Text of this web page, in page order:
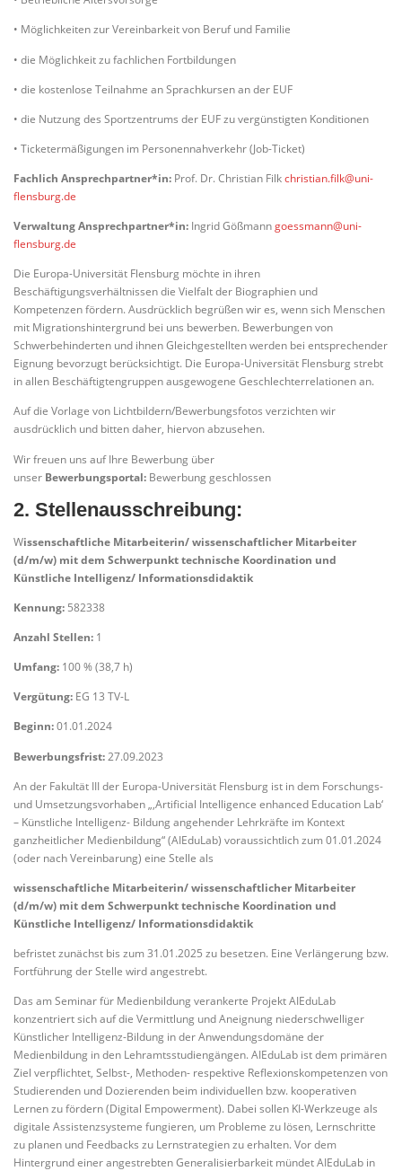
• Möglichkeiten zur Vereinbarkeit von Beruf und Familie
• die Möglichkeit zu fachlichen Fortbildungen
• die kostenlose Teilnahme an Sprachkursen an der EUF
• die Nutzung des Sportzentrums der EUF zu vergünstigten Konditionen
• Ticketermäßigungen im Personennahverkehr (Job-Ticket)
Fachlich Ansprechpartner*in: Prof. Dr. Christian Filkchristian.filk@uni-
flensburg.de
Verwaltung Ansprechpartner*in: Ingrid Gößmanngoessmann@uni-
flensburg.de
Die Europa-Universität Flensburg möchte in ihren
Beschäftigungsverhältnissen die Vielfalt der Biographien und
Kompetenzen fördern. Ausdrücklich begrüßen wir es, wenn sich Menschen
mit Migrationshintergrund bei uns bewerben. Bewerbungen von
Schwerbehinderten und ihnen Gleichgestellten werden bei entsprechender
Eignung bevorzugt berücksichtigt. Die Europa-Universität Flensburg strebt
in allen Beschäftigtengruppen ausgewogene Geschlechterrelationen an.
Auf die Vorlage von Lichtbildern/Bewerbungsfotos verzichten wir
ausdrücklich und bitten daher, hiervon abzusehen.
Wir freuen uns auf Ihre Bewerbung über
unser Bewerbungsportal: Bewerbung geschlossen
2. Stellenausschreibung:
Wissenschaftliche Mitarbeiterin/ wissenschaftlicher Mitarbeiter
(d/m/w) mit dem Schwerpunkt technische Koordination und
Künstliche Intelligenz/ Informationsdidaktik
Kennung: 582338
Anzahl Stellen: 1
Umfang: 100 % (38,7 h)
Vergütung: EG 13 TV-L
Beginn:01.01.2024
Bewerbungsfrist:27.09.2023
An der Fakultät III der Europa-Universität Flensburg ist in dem Forschungs-
und Umsetzungsvorhaben „‚Artificial Intelligence enhanced Education Lab‘
– Künstliche Intelligenz- Bildung angehender Lehrkräfte im Kontext
ganzheitlicher Medienbildung“ (AIEduLab) voraussichtlich zum 01.01.2024
(oder nach Vereinbarung) eine Stelle als
wissenschaftliche Mitarbeiterin/ wissenschaftlicher Mitarbeiter
(d/m/w) mit dem Schwerpunkt technische Koordination und
Künstliche Intelligenz/ Informationsdidaktik
befristet zunächst bis zum 31.01.2025 zu besetzen. Eine Verlängerung bzw.
Fortführung der Stelle wird angestrebt.
Das am Seminar für Medienbildung verankerte Projekt AIEduLab
konzentriert sich auf die Vermittlung und Aneignung niederschwelliger
Künstlicher Intelligenz-Bildung in der Anwendungsdomäne der
Medienbildung in den Lehramtsstudiengängen. AIEduLab ist dem primären
Ziel verpflichtet, Selbst-, Methoden- respektive Reflexionskompetenzen von
Studierenden und Dozierenden beim individuellen bzw. kooperativen
Lernen zu fördern (Digital Empowerment). Dabei sollen KI-Werkzeuge als
digitale Assistenzsysteme fungieren, um Probleme zu lösen, Lernschritte
zu planen und Feedbacks zu Lernstrategien zu erhalten. Vor dem
Hintergrund einer angestrebten Generalisierbarkeit mündet AIEduLab in